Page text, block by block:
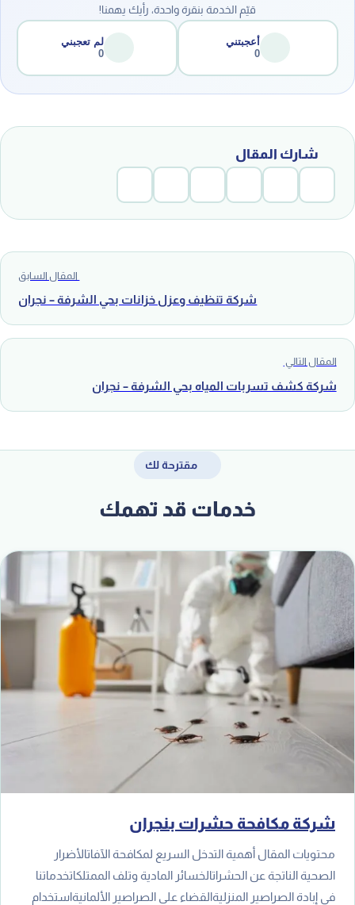
قيّم الخدمة بنقرة واحدة، رأيك يهمنا!
أعجبتني
0
لم تعجبني
0
شارك المقال
المقال السابق
شركة تنظيف وعزل خزانات بحي الشرفة – نجران
المقال التالي
شركة كشف تسربات المياه بحي الشرفة – نجران
مقترحة لك
خدمات قد تهمك
شركة مكافحة حشرات بنجران
محتويات المقال أهمية التدخل السريع لمكافحة الآفاتالأضرار
الصحية الناتجة عن الحشراتالخسائر المادية وتلف الممتلكاتخدماتنا
في إبادة الصراصير المنزليةالقضاء على الصراصير الألمانيةاستخدام